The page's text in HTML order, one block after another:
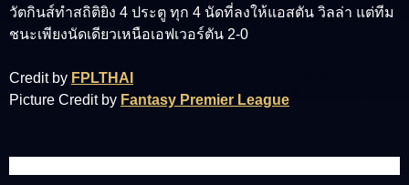
วัตกินส์ทำสถิติยิง 4 ประตู ทุก 4 นัดที่ลงให้แอสตัน วิลล่า แต่ทีม
ชนะเพียงนัดเดียวเหนือเอฟเวอร์ตัน 2-0
Credit by FPLTHAI
Picture Credit by Fantasy Premier League